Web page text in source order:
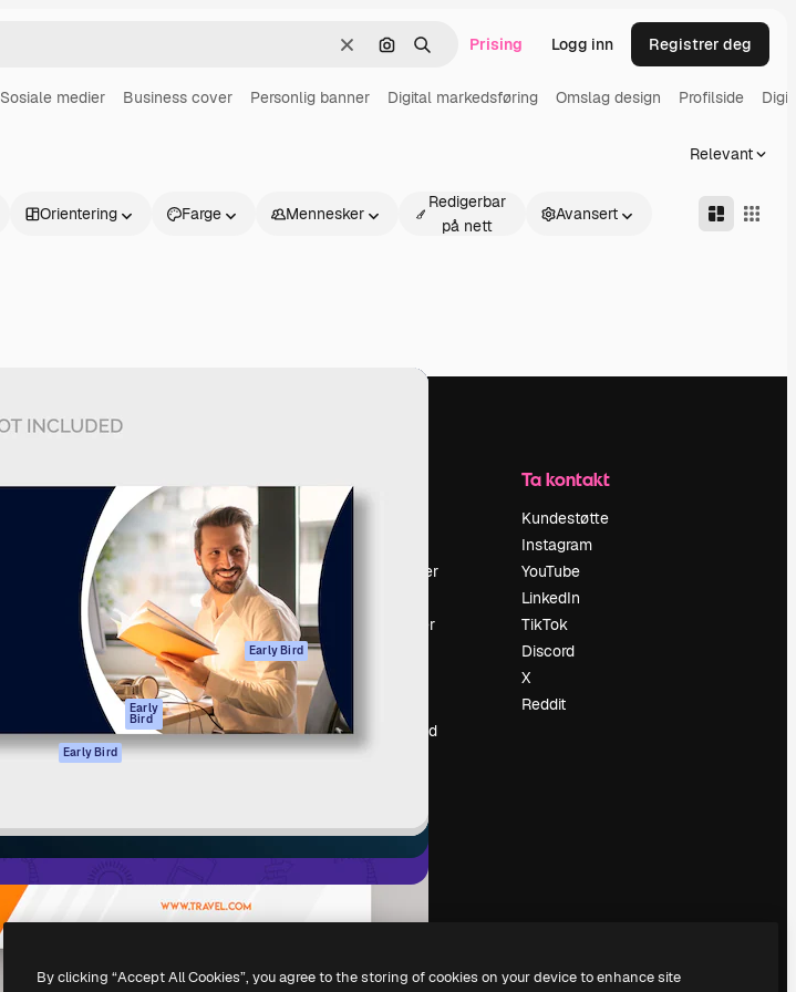
Slett Søk etter bilde
Søk Prising Logg inn Registrer deg
Sosiale medier Business cover Personlig banner Digital markedsføring Omslag design Profilside
Relevant
Orientering Farge Mennesker
Redigerbar
på nett
Avansert
AI-assistent
AI Image Generator
AI-videogenerator
stemmegenerator
Arkivinnhold
Claude/ChatGPT
Early
Bird
Agenter Early Bird
Alle Magnific-
verktøy
Academy
Dokumentasjon
Support
Vilkår for bruk
Personvernerklæring
Originaler Early Bird
Retningslinjer for
informasjonskapsler
Tillitssenter
Affiliates
Anmeldelser
Søketrender
Selg innhold
Presserom
Ta kontakt
Kundestøtte
Instagram
YouTube
LinkedIn
TikTok
Discord
X
Reddit
Alle rettigheter forbeholdt.
By clicking “Accept All Cookies”, you agree to the storing of cookies on your device to enhance site